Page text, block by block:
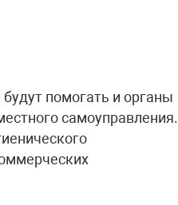
помогать и органы
самоуправления.